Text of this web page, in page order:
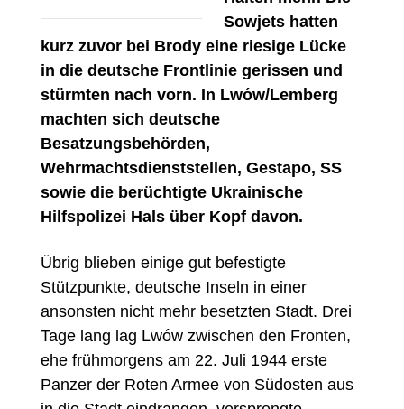
Sowjets hatten
kurz zuvor bei Brody eine riesige Lücke
in die deutsche Frontlinie gerissen und
stürmten nach vorn. In Lwów/Lemberg
machten sich deutsche
Besatzungsbehörden,
Wehrmachtsdienststellen, Gestapo, SS
sowie die berüchtigte Ukrainische
Hilfspolizei Hals über Kopf davon.
Übrig blieben einige gut befestigte
Stützpunkte, deutsche Inseln in einer
ansonsten nicht mehr besetzten Stadt. Drei
Tage lang lag Lwów zwischen den Fronten,
ehe frühmorgens am 22. Juli 1944 erste
Panzer der Roten Armee von Südosten aus